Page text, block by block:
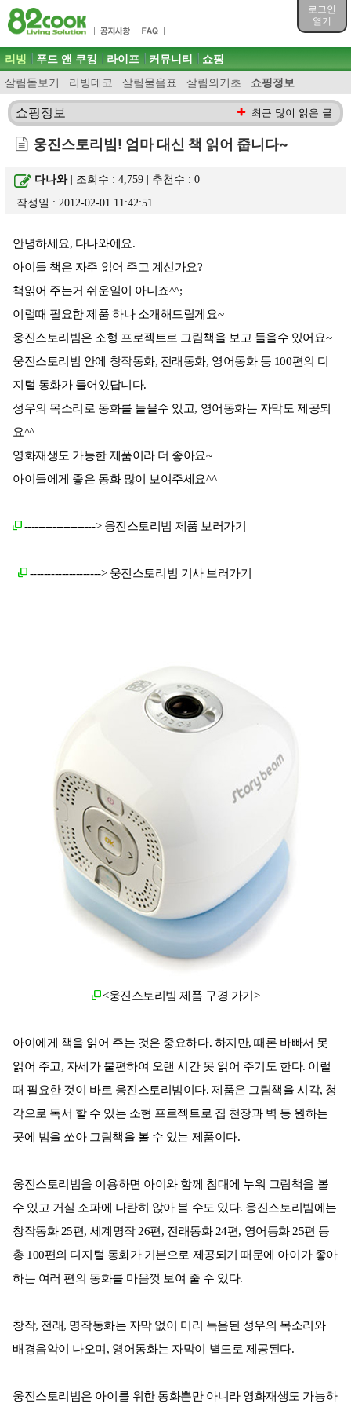
로그인
열기
목차
주메뉴 바로가기
컨텐츠 바로가기
검색 바로가기
로그인 바로가기
주메뉴
리빙
살림돋보기 리빙데코 살림물음표 살림의기초 쇼핑정보
푸드 앤 쿠킹 라이프 커뮤니티 쇼핑
쇼핑정보 최근 많이 읽은 글
웅진스토리빔! 엄마 대신 책 읽어 줍니다~
다나와| 조회수 : 4,759 | 추천수 :0
작성일 : 2012-02-01 11:42:51
안녕하세요, 다나와에요.
아이들 책은 자주 읽어 주고 계신가요?
책읽어 주는거 쉬운일이 아니죠^^;
이럴때 필요한 제품 하나 소개해드릴게요~
웅진스토리빔은 소형 프로젝트로 그림책을 보고 들을수 있어요~
웅진스토리빔 안에 창작동화, 전래동화, 영어동화 등 100편의 디
지털 동화가 들어있답니다.
성우의 목소리로 동화를 들을수 있고, 영어동화는 자막도 제공되
요^^
영화재생도 가능한 제품이라 더 좋아요~
아이들에게 좋은 동화 많이 보여주세요^^
--------------------> 웅진스토리빔 제품 보러가기
--------------------> 웅진스토리빔 기사 보러가기
<웅진스토리빔 제품 구경 가기>
아이에게 책을 읽어 주는 것은 중요하다. 하지만, 때론 바빠서 못
읽어 주고, 자세가 불편하여 오랜 시간 못 읽어 주기도 한다. 이럴
때 필요한 것이 바로 웅진스토리빔이다. 제품은 그림책을 시각, 청
각으로 독서 할 수 있는 소형 프로젝트로 집 천장과 벽 등 원하는
곳에 빔을 쏘아 그림책을 볼 수 있는 제품이다.
웅진스토리빔을 이용하면 아이와 함께 침대에 누워 그림책을 볼
수 있고 거실 소파에 나란히 앉아 볼 수도 있다. 웅진스토리빔에는
창작동화 25편, 세계명작 26편, 전래동화 24편, 영어동화 25편 등
총 100편의 디지털 동화가 기본으로 제공되기 때문에 아이가 좋아
하는 여러 편의 동화를 마음껏 보여 줄 수 있다.
창작, 전래, 명작동화는 자막 없이 미리 녹음된 성우의 목소리와
배경음악이 나오며, 영어동화는 자막이 별도로 제공된다.
웅진스토리빔은 아이를 위한 동화뿐만 아니라 영화재생도 가능하